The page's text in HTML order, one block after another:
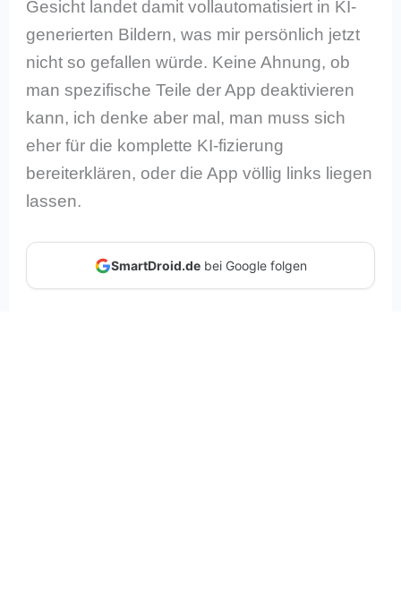
Gesicht landet damit vollautomatisiert in KI-
generierten Bildern, was mir persönlich jetzt
nicht so gefallen würde. Keine Ahnung, ob
man spezifische Teile der App deaktivieren
kann, ich denke aber mal, man muss sich
eher für die komplette KI-fizierung
bereiterklären, oder die App völlig links liegen
lassen.
SmartDroid.debei Google folgen